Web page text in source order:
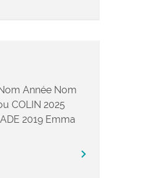
Année Nom
COLIN 2025
2019 Emma
chevron_right